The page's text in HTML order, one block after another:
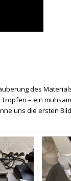
des
– ein
uns die ersten